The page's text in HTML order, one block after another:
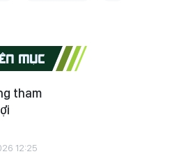
MỤC
tham
12:25